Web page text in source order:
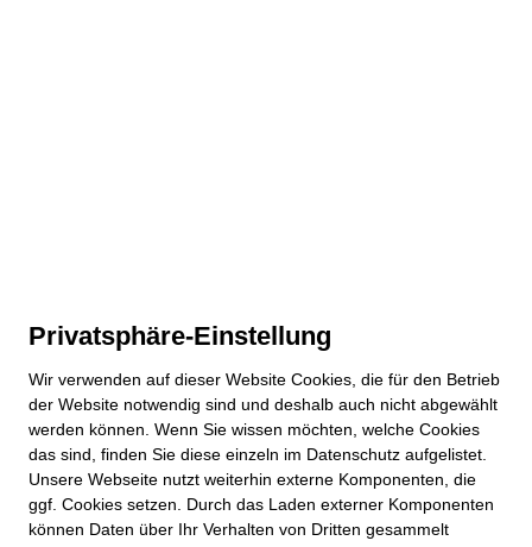
Privatsphäre-Einstellung
Wir verwenden auf dieser Website Cookies, die für den Betrieb
der Website notwendig sind und deshalb auch nicht abgewählt
werden können. Wenn Sie wissen möchten, welche Cookies
das sind, finden Sie diese einzeln im Datenschutz aufgelistet.
Unsere Webseite nutzt weiterhin externe Komponenten, die
ggf. Cookies setzen. Durch das Laden externer Komponenten
können Daten über Ihr Verhalten von Dritten gesammelt